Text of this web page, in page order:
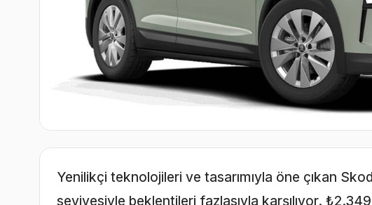
Yenilikçi teknolojileri ve tasarımıyla öne çıkan
seviyesiyle beklentileri fazlasıyla karşılıyor.